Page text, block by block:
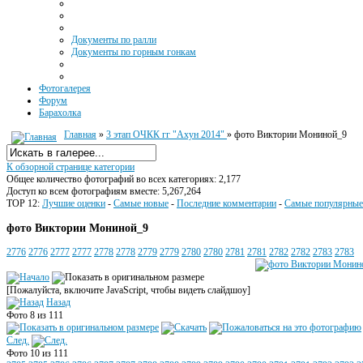
Документы по ралли
Документы по горным гонкам
Фотогалерея
Форум
Барахолка
Главная » 3 этап ОЧКК гг "Ахун 2014" » фото Виктории Мониной_9
К обзорной странице категории
Общее количество фотографий во всех категориях: 2,177
Доступ ко всем фотографиям вместе: 5,267,264
TOP 12: Лучшие оценки - Самые новые - Последние комментарии - Самые популярные
фото Виктории Мониной_9
2776 2776 2777 2777 2778 2778 2779 2779 2780 2780 2781 2781 2782 2782 2783 2783
[Пожалуйста, включите JavaScript, чтобы видеть слайдшоу]
Назад
Фото 8 из 111
След.
Фото 10 из 111